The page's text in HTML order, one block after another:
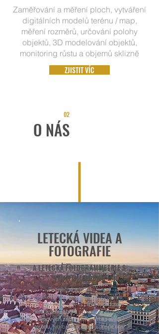
Zaměřování a měření ploch, vytváření
digitálních modelů terénu / map,
měření rozměrů, určování polohy
objektů, 3D modelování objektů,
monitoring růstu a objemů sklizně
ZJISTIT VÍC
O NÁS
02
LETECKÁ VIDEA A
FOTOGRAFIE
A LETECKÁ FOTOGRAMMETRIES
VYUŽITÍM DRONŮ
Bezpečné a legální focení
profesionálními drony. Poskytujeme
kompletní služby odfiremních fotek,
leteckých záběrůpro město či obec,
filmových záběrůaž pomapování
terénu, tvorbu3D objektů,inspekční